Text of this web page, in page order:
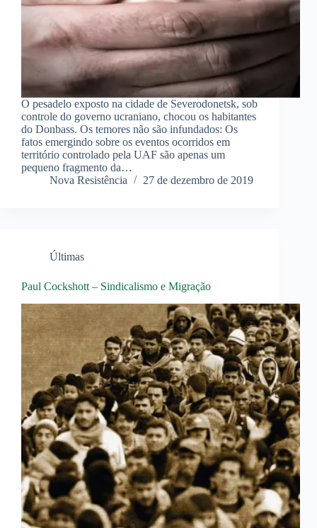
O pesadelo exposto na cidade de Severodonetsk, sob
controle do governo ucraniano, chocou os habitantes
do Donbass. Os temores não são infundados: Os
fatos emergindo sobre os eventos ocorridos em
território controlado pela UAF são apenas um
pequeno fragmento da…
Nova Resistência
27 de dezembro de 2019
Últimas
Paul Cockshott – Sindicalismo e Migração